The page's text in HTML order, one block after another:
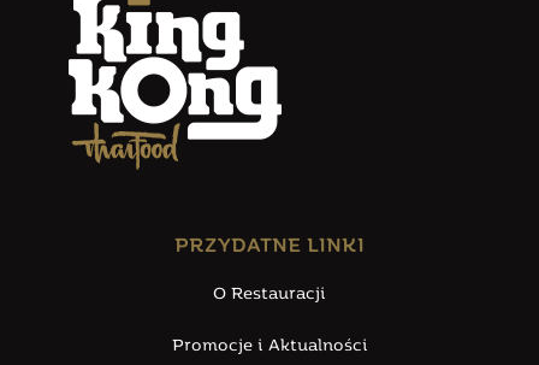
PRZYDATNE LINKI
O Restauracji
Promocje i Aktualności